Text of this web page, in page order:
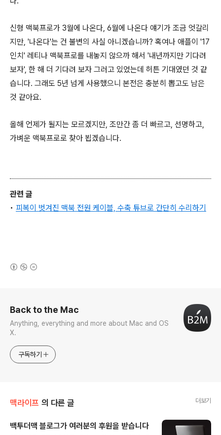
신형 맥북프로가 3월에 나온다, 6월에 나온다 얘기가 조금 엇갈리
지만, '나온다'는 건 불변의 사실 아니겠습니까? 혹여나 애플이 '17
인치' 레티나 맥북프로를 내놓지 않으까 해서 '내년까지만 기다려
보자', 한 해 더 기다려 보자 그러고 있었는데 허튼 기대였던 것 같
습니다. 그래도 5년 넘게 사용했으니 본전은 충분히 뽑고도 남은
것 같아요.
올해 언제가 될지는 모르겠지만, 조만간 좀 더 빠르고, 선명하고,
가벼운 맥북프로로 찾아 뵙겠습니다.
관련 글
• 피복이 벗겨진 맥북 전원 케이블, 수축 튜브로 간단히 수리하기
Back to the Mac
Anything, everything and more about Mac and OS
X.
구독하기
맥라이프 의 다른 글 더보기
백투더맥 블로그가 여러분의 후원을 받습니다